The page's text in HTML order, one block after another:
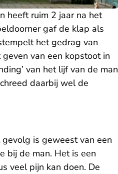
heeft ruim 2 jaar na het
gaf de klap als
het gedrag van
van een kopstoot in
van het lijf van de man
daarbij wel de
is geweest van een
bij de man. Het is een
veel pijn kan doen. De